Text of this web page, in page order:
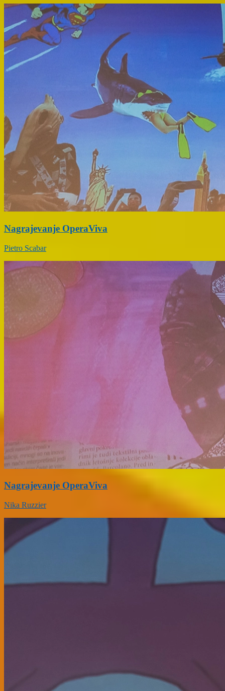
Nagrajevanje OperaViva
Pietro Scabar
Nagrajevanje OperaViva
Nika Ruzzier